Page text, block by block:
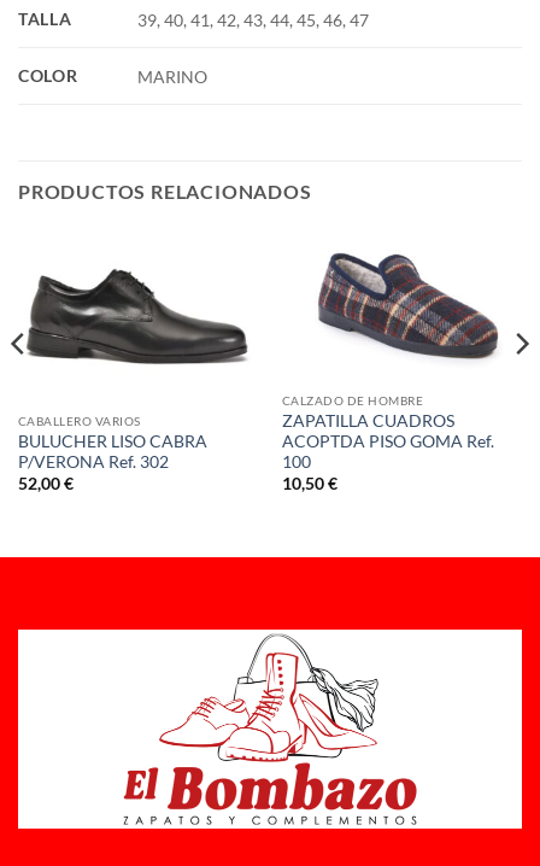
TALLA 39, 40, 41, 42, 43, 44, 45, 46, 47
COLOR MARINO
PRODUCTOS RELACIONADOS
CABALLERO VARIOS
BULUCHER LISO CABRA
P/VERONA Ref. 302
52,00€
CALZADO DE HOMBRE
ZAPATILLA CUADROS
ACOPTDA PISO GOMA Ref.
100
10,50€